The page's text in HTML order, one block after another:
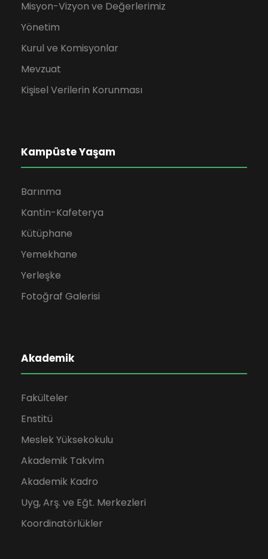
Misyon-Vizyon ve Değerlerimiz
Yönetim
Kurul ve Komisyonlar
Mevzuat
Kişisel Verilerin Korunması
Kampüste Yaşam
Barınma
Kantin-Kafeterya
Kütüphane
Yemekhane
Yerleşke
Fotoğraf Galerisi
Akademik
Fakülteler
Enstitü
Meslek Yüksekokulu
Akademik Takvim
Akademik Kadro
Uyg, Arş. ve Eğt. Merkezleri
Koordinatörlükler